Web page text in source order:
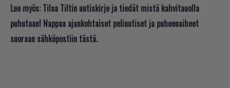
Lue myös: Tilaa Tiltin uutiskirje ja tiedät mistä kahvitauolla
puhutaan! Nappaa ajankohtaiset peliuutiset ja puheenaiheet
suoraan sähköpostiin tästä.